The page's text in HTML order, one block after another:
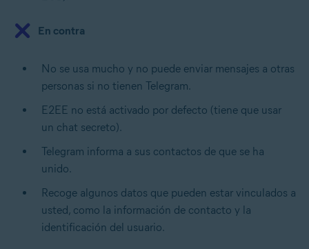
En contra
No se usa mucho y no puede enviar mensajes a otras
personas si no tienen Telegram.
E2EE no está activado por defecto (tiene que usar
un chat secreto).
Telegram informa a sus contactos de que se ha
unido.
Recoge algunos datos que pueden estar vinculados a
usted, como la información de contacto y la
identificación del usuario.